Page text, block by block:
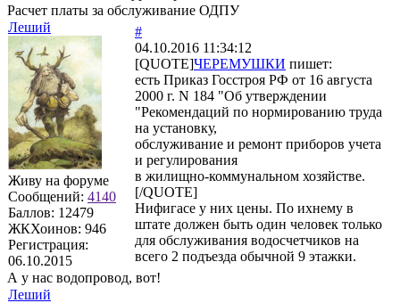
Расчет платы за обслуживание ОДПУ
Леший
Живу на форуме
Сообщений: 4140
Баллов: 12479
ЖКХоинов: 946
Регистрация:
06.10.2015
#
04.10.2016 11:34:12
[QUOTE]ЧЕРЕМУШКИ пишет:
есть Приказ Госстроя РФ от 16 августа
2000 г. N 184 "Об утверждении
"Рекомендаций по нормированию труда
на установку,
обслуживание и ремонт приборов учета
и регулирования
в жилищно-коммунальном хозяйстве.
[/QUOTE]
Нифигасе у них цены. По ихнему в
штате должен быть один человек только
для обслуживания водосчетчиков на
всего 2 подъезда обычной 9 этажки.
А у нас водопровод, вот!
Леший